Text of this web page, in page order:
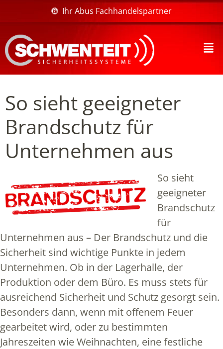
Ihr Abus Fachhandelspartner
So sieht geeigneter
Brandschutz für
Unternehmen aus
So sieht
geeigneter
Brandschutz
für
Unternehmen aus – Der Brandschutz und die
Sicherheit sind wichtige Punkte in jedem
Unternehmen. Ob in der Lagerhalle, der
Produktion oder dem Büro. Es muss stets für
ausreichend Sicherheit und Schutz gesorgt sein.
Besonders dann, wenn mit offenem Feuer
gearbeitet wird, oder zu bestimmten
Jahreszeiten wie Weihnachten, eine festliche